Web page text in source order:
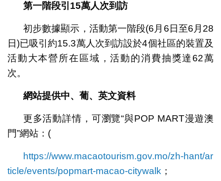
第一階段引 15萬人次到訪
初步數據顯示，活動第一階段(6月6日至6月28
日)已吸引約15.3萬人次到訪設於4個社區的裝置及
活動大本營所在區域，活動的消費抽獎達62萬
次。
網站提供中、葡、英文資料
更多活動詳情，可瀏覽“與POP MART漫遊澳
門”網站：(
https://www.macaotourism.gov.mo/zh-hant/ar
ticle/events/popmart-macao-citywalk；